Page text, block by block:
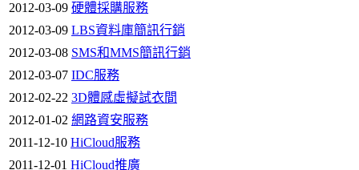
2012-03-09 硬體採購服務
2012-03-09 LBS資料庫簡訊行銷
2012-03-08 SMS和MMS簡訊行銷
2012-03-07 IDC服務
2012-02-22 3D體感虛擬試衣間
2012-01-02 網路資安服務
2011-12-10 HiCloud服務
2011-12-01 HiCloud推廣